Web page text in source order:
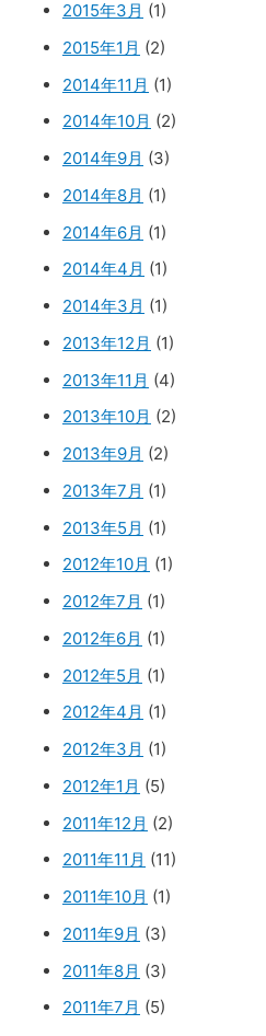
2015年3月 (1)
2015年1月 (2)
2014年11月 (1)
2014年10月 (2)
2014年9月 (3)
2014年8月 (1)
2014年6月 (1)
2014年4月 (1)
2014年3月 (1)
2013年12月 (1)
2013年11月 (4)
2013年10月 (2)
2013年9月 (2)
2013年7月 (1)
2013年5月 (1)
2012年10月 (1)
2012年7月 (1)
2012年6月 (1)
2012年5月 (1)
2012年4月 (1)
2012年3月 (1)
2012年1月 (5)
2011年12月 (2)
2011年11月 (11)
2011年10月 (1)
2011年9月 (3)
2011年8月 (3)
2011年7月 (5)